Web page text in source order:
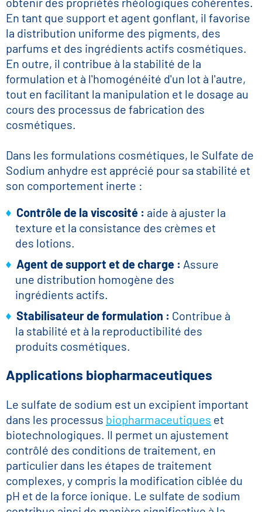
En tant que support et agent gonflant, il favorise
la distribution uniforme des pigments, des
parfums et des ingrédients actifs cosmétiques.
En outre, il contribue à la stabilité de la
formulation et à l'homogénéité d'un lot à l'autre,
tout en facilitant la manipulation et le dosage au
cours des processus de fabrication des
cosmétiques.
Dans les formulations cosmétiques, le Sulfate de
Sodium anhydre est apprécié pour sa stabilité et
son comportement inerte :
Contrôle de la viscosité : aide à ajuster la
texture et la consistance des crèmes et
des lotions.
Agent de support et de charge : Assure
une distribution homogène des
ingrédients actifs.
Stabilisateur de formulation : Contribue à
la stabilité et à la reproductibilité des
produits cosmétiques.
Applications biopharmaceutiques
Le sulfate de sodium est un excipient important
dans les processus biopharmaceutiques et
biotechnologiques. Il permet un ajustement
contrôlé des conditions de traitement, en
particulier dans les étapes de traitement
complexes, y compris la modification ciblée du
pH et de la force ionique. Le sulfate de sodium